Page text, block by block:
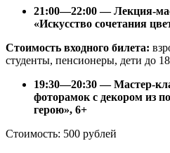
21:00—22:00 — Лекция-
«Искусство сочетания
Стоимость входного билета:
студенты, пенсионеры, дети до
19:30—20:30 — Мастер-
фоторамок с декором из
герою», 6+
Стоимость: 500 рублей